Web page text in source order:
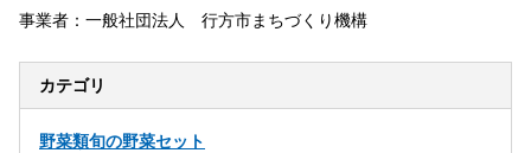
事業者：一般社団法人 行方市まちづくり機構
カテゴリ
野菜類旬の野菜セット